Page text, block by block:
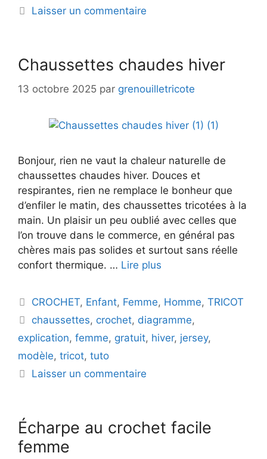
Laisser un commentaire
Chaussettes chaudes hiver
13 octobre 2025 par grenouilletricote
Bonjour, rien ne vaut la chaleur naturelle de
chaussettes chaudes hiver. Douces et
respirantes, rien ne remplace le bonheur que
d’enfiler le matin, des chaussettes tricotées à la
main. Un plaisir un peu oublié avec celles que
l’on trouve dans le commerce, en général pas
chères mais pas solides et surtout sans réelle
confort thermique. … Lire plus
Catégories
CROCHET, Enfant, Femme, Homme,TRICOT
Étiquettes
chaussettes, crochet, diagramme,
explication, femme, gratuit, hiver, jersey,
modèle, tricot, tuto
Laisser un commentaire
Écharpe au crochet facile
femme